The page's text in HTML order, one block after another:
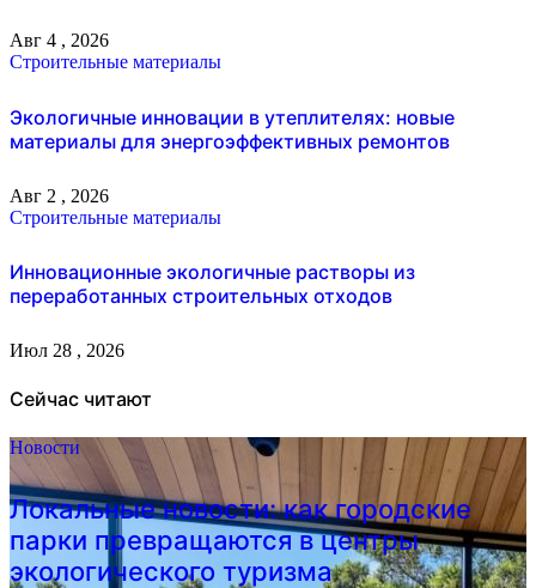
Авг 4 , 2026
Строительные материалы
Экологичные инновации в утеплителях: новые
материалы для энергоэффективных ремонтов
Авг 2 , 2026
Строительные материалы
Инновационные экологичные растворы из
переработанных строительных отходов
Июл 28 , 2026
Сейчас читают
Новости
Локальные новости: как городские
парки превращаются в центры
экологического туризма